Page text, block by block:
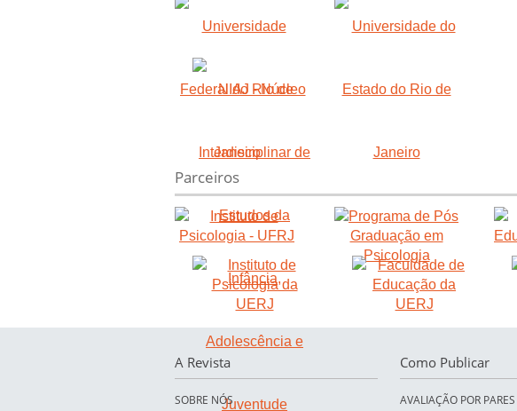
Parceiros
A Revista
SOBRE NÓS
Como Publicar
AVALIAÇÃO POR PARES